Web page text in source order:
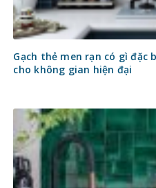
Gạch thẻ men rạn có gì
cho không gian hiện đại